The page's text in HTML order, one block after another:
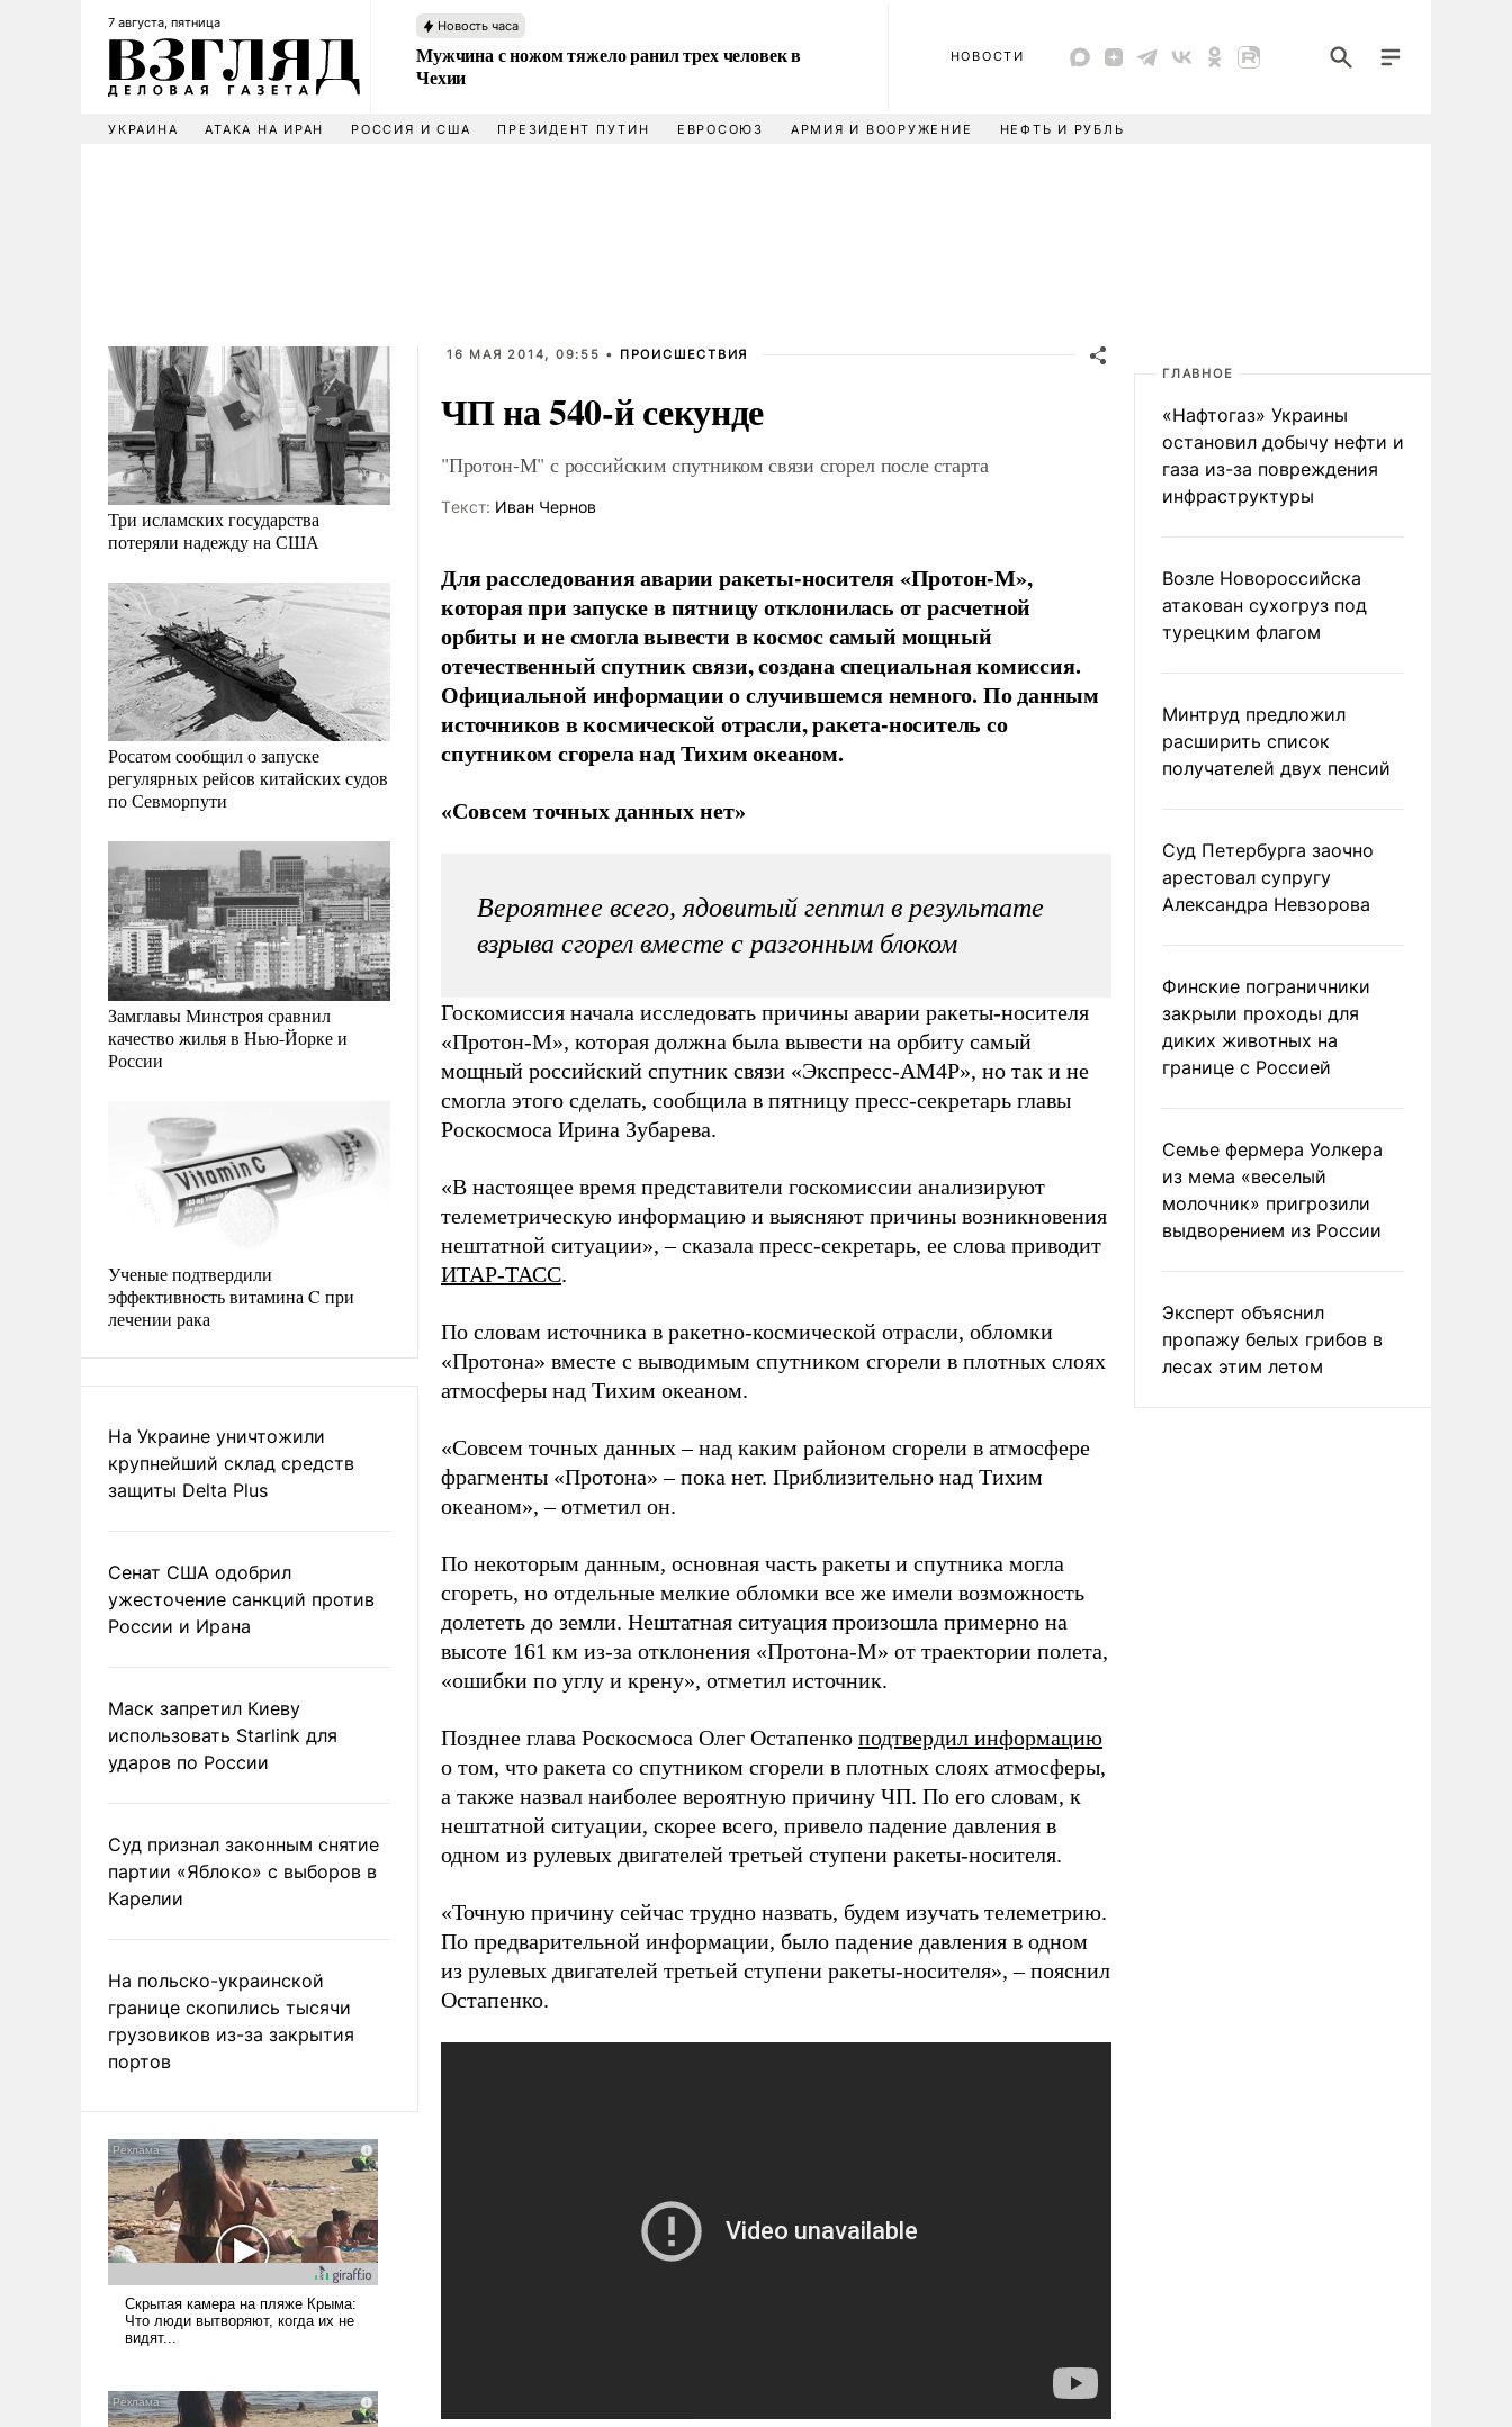
7 августа, пятница Новость часа
Мужчина с ножом тяжело ранил трех человек в
Чехии
НОВОСТИ
УКРАИНА АТАКА НА ИРАН РОССИЯ И США ПРЕЗИДЕНТ ПУТИН ЕВРОСОЮЗ АРМИЯ И ВООРУЖЕНИЕ НЕФТЬ И РУБЛЬ
Три исламских государства
потеряли надежду на США
Росатом сообщил о запуске
регулярных рейсов китайских судов
по Севморпути
Замглавы Минстроя сравнил
качество жилья в Нью-Йорке и
России
Ученые подтвердили
эффективность витамина C при
лечении рака
На Украине уничтожили
крупнейший склад средств
защиты Delta Plus
Сенат США одобрил
ужесточение санкций против
России и Ирана
Маск запретил Киеву
использовать Starlink для
ударов по России
Суд признал законным снятие
партии «Яблоко» с выборов в
Карелии
На польско-украинской
границе скопились тысячи
грузовиков из-за закрытия
портов
16 МАЯ 2014, 09:55 • ПРОИСШЕСТВИЯ
ЧП на 540-й секунде
"Протон-М" с российским спутником связи сгорел после старта
Tекст: Иван Чернов
Для расследования аварии ракеты-носителя «Протон-М»,
которая при запуске в пятницу отклонилась от расчетной
орбиты и не смогла вывести в космос самый мощный
отечественный спутник связи, создана специальная комиссия.
Официальной информации о случившемся немного. По данным
источников в космической отрасли, ракета-носитель со
спутником сгорела над Тихим океаном.
«Совсем точных данных нет»
Вероятнее всего, ядовитый гептил в результате
взрыва сгорел вместе с разгонным блоком
Госкомиссия начала исследовать причины аварии ракеты-носителя
«Протон-М», которая должна была вывести на орбиту самый
мощный российский спутник связи «Экспресс-АМ4Р», но так и не
смогла этого сделать, сообщила в пятницу пресс-секретарь главы
Роскосмоса Ирина Зубарева.
«В настоящее время представители госкомиссии анализируют
телеметрическую информацию и выясняют причины возникновения
нештатной ситуации», – сказала пресс-секретарь, ее слова приводит
ИТАР-ТАСС.
По словам источника в ракетно-космической отрасли, обломки
«Протона» вместе с выводимым спутником сгорели в плотных слоях
атмосферы над Тихим океаном.
«Совсем точных данных – над каким районом сгорели в атмосфере
фрагменты «Протона» – пока нет. Приблизительно над Тихим
океаном», – отметил он.
По некоторым данным, основная часть ракеты и спутника могла
сгореть, но отдельные мелкие обломки все же имели возможность
долететь до земли. Нештатная ситуация произошла примерно на
высоте 161 км из-за отклонения «Протона-М» от траектории полета,
«ошибки по углу и крену», отметил источник.
Позднее глава Роскосмоса Олег Остапенко подтвердил информацию
о том, что ракета со спутником сгорели в плотных слоях атмосферы,
а также назвал наиболее вероятную причину ЧП. По его словам, к
нештатной ситуации, скорее всего, привело падение давления в
одном из рулевых двигателей третьей ступени ракеты-носителя.
«Точную причину сейчас трудно назвать, будем изучать телеметрию.
По предварительной информации, было падение давления в одном
из рулевых двигателей третьей ступени ракеты-носителя», – пояснил
Остапенко.
ГЛАВНОЕ
«Нафтогаз» Украины
остановил добычу нефти и
газа из-за повреждения
инфраструктуры
Возле Новороссийска
атакован сухогруз под
турецким флагом
Минтруд предложил
расширить список
получателей двух пенсий
Суд Петербурга заочно
арестовал супругу
Александра Невзорова
Финские пограничники
закрыли проходы для
диких животных на
границе с Россией
Семье фермера Уолкера
из мема «веселый
молочник» пригрозили
выдворением из России
Эксперт объяснил
пропажу белых грибов в
лесах этим летом